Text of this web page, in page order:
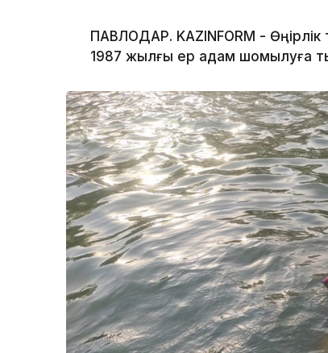
ПАВЛОДАР. KAZINFORM -
1987 жылғы ер адам шомылуға